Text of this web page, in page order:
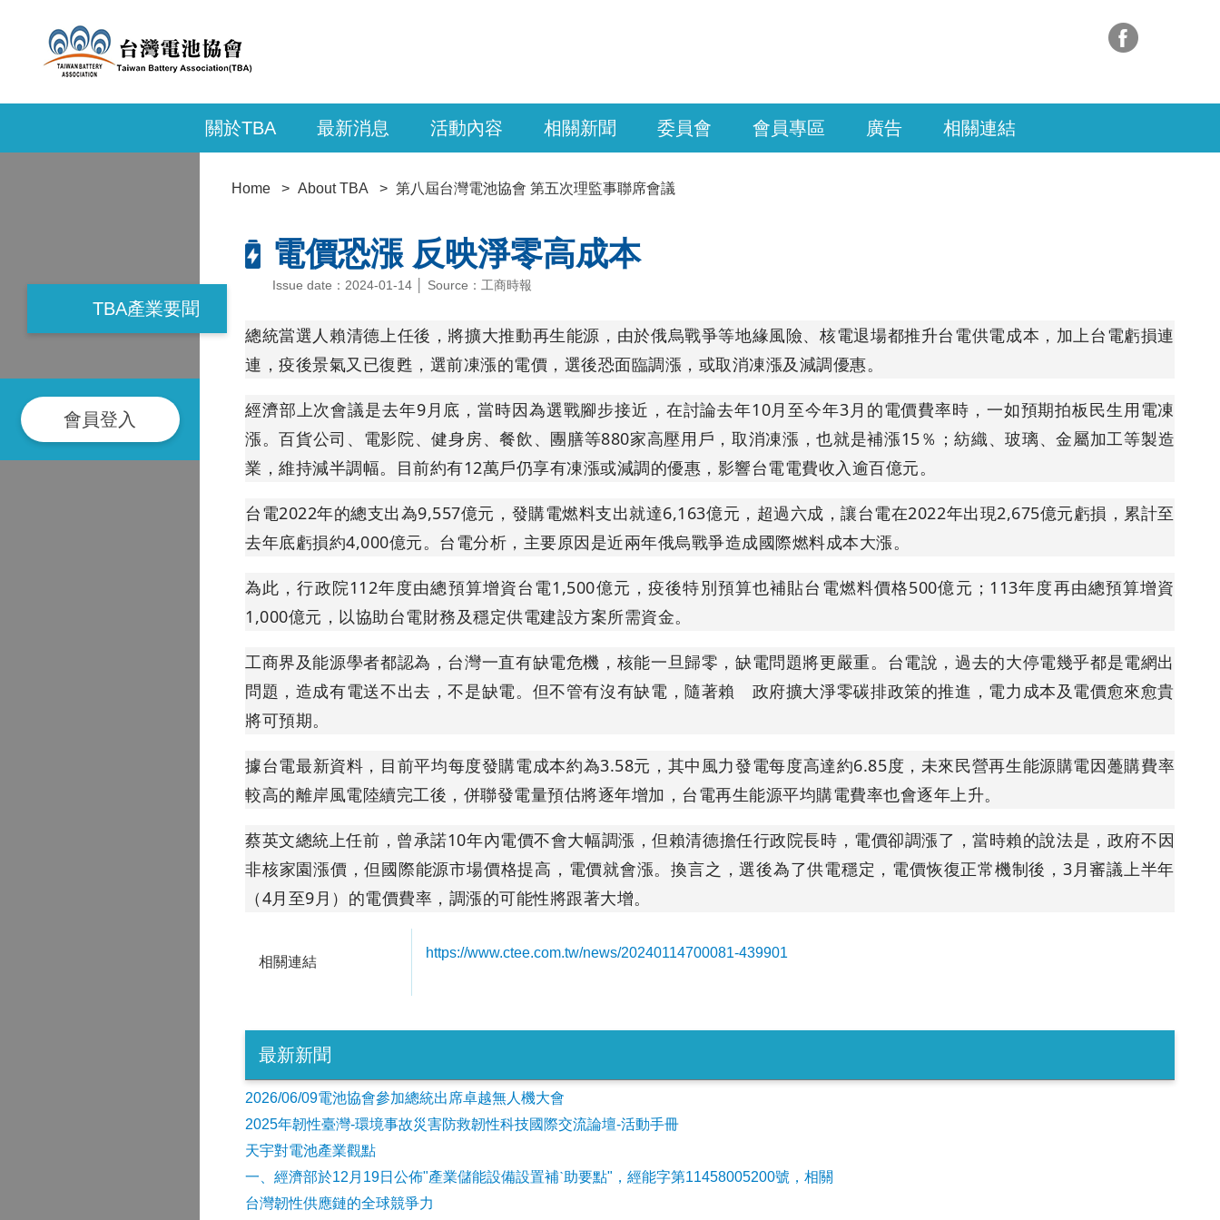
關於TBA 最新消息 活動內容 相關新聞 委員會 會員專區 廣告 相關連結
TBA產業要聞
會員登入
Home About TBA 第八屆台灣電池協會 第五次理監事聯席會議
電價恐漲 反映淨零高成本
Issue date：2024-01-14 │ Source：工商時報
總統當選人賴清德上任後，將擴大推動再生能源，由於俄烏戰爭等地緣風險、核電退場都推升台電供電成本，加上台電虧損連
連，疫後景氣又已復甦，選前凍漲的電價，選後恐面臨調漲，或取消凍漲及減調優惠。
經濟部上次會議是去年9月底，當時因為選戰腳步接近，在討論去年10月至今年3月的電價費率時，一如預期拍板民生用電凍
漲。百貨公司、電影院、健身房、餐飲、團膳等880家高壓用戶，取消凍漲，也就是補漲15％；紡織、玻璃、金屬加工等製造
業，維持減半調幅。目前約有12萬戶仍享有凍漲或減調的優惠，影響台電電費收入逾百億元。
台電2022年的總支出為9,557億元，發購電燃料支出就達6,163億元，超過六成，讓台電在2022年出現2,675億元虧損，累計至
去年底虧損約4,000億元。台電分析，主要原因是近兩年俄烏戰爭造成國際燃料成本大漲。
為此，行政院112年度由總預算增資台電1,500億元，疫後特別預算也補貼台電燃料價格500億元；113年度再由總預算增資
1,000億元，以協助台電財務及穩定供電建設方案所需資金。
工商界及能源學者都認為，台灣一直有缺電危機，核能一旦歸零，缺電問題將更嚴重。台電說，過去的大停電幾乎都是電網出
問題，造成有電送不出去，不是缺電。但不管有沒有缺電，隨著賴 政府擴大淨零碳排政策的推進，電力成本及電價愈來愈貴
將可預期。
據台電最新資料，目前平均每度發購電成本約為3.58元，其中風力發電每度高達約6.85度，未來民營再生能源購電因躉購費率
較高的離岸風電陸續完工後，併聯發電量預估將逐年增加，台電再生能源平均購電費率也會逐年上升。
蔡英文總統上任前，曾承諾10年內電價不會大幅調漲，但賴清德擔任行政院長時，電價卻調漲了，當時賴的說法是，政府不因
非核家園漲價，但國際能源市場價格提高，電價就會漲。換言之，選後為了供電穩定，電價恢復正常機制後，3月審議上半年
（4月至9月）的電價費率，調漲的可能性將跟著大增。
相關連結
https://www.ctee.com.tw/news/20240114700081-439901
最新新聞
2026/06/09電池協會參加總統出席卓越無人機大會
2025年韌性臺灣-環境事故災害防救韌性科技國際交流論壇-活動手冊
天宇對電池產業觀點
​一、經濟部於12月19日公佈"產業儲能設備設置補ˋ助要點"，經能字第11458005200號，相關
台灣韌性供應鏈的全球競爭力